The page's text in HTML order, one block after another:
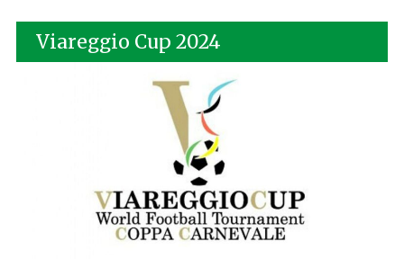
Viareggio Cup 2024